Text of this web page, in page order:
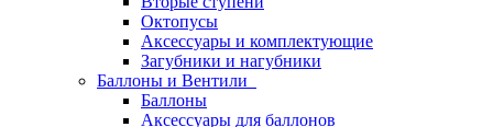
Октопусы
Аксессуары и комплектующие
Загубники и нагубники
Баллоны и Вентили
Баллоны
Аксессуары для баллонов